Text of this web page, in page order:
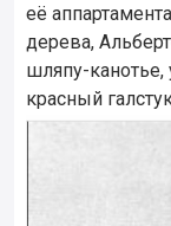
её
дерева,
шляпу-
красный